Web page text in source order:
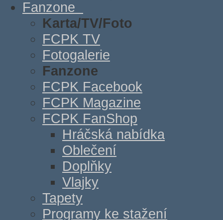
Fanzone
Karta/TV/Foto
FCPK TV
Fotogalerie
Fanzone
FCPK Facebook
FCPK Magazine
FCPK FanShop
Hráčská nabídka
Oblečení
Doplňky
Vlajky
Tapety
Programy ke stažení